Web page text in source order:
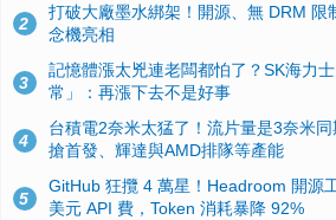
2
打破大廠墨水綁架！開源、無 DRM 限
念機亮相
3
記憶體漲太兇連老闆都怕了？SK海力
常」：再漲下去不是好事
4
台積電2奈米太猛了！流片量是3奈米
搶首發、輝達與AMD排隊等產能
5
GitHub 狂攬 4 萬星！Headroom 開源
美元 API 費，Token 消耗暴降 92%